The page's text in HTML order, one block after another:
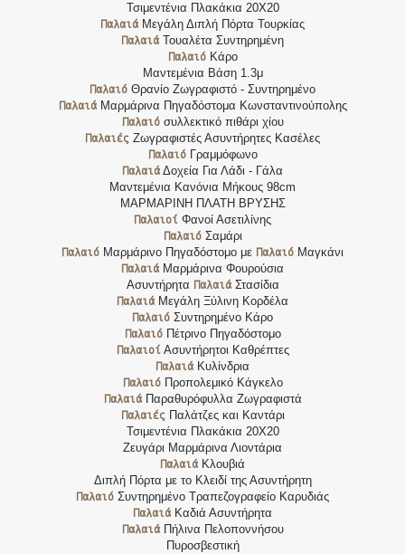
Τσιμεντένια Πλακάκια 20Χ20
Παλαιά Μεγάλη Διπλή Πόρτα Τουρκίας
Παλαιά Τουαλέτα Συντηρημένη
ΠαλαιόΚάρο
Μαντεμένια Βάση 1.3μ
Παλαιό Θρανίο Ζωγραφιστό - Συντηρημένο
ΠαλαιάΜαρμάρινα Πηγαδόστομα Κωνσταντινούπολης
Παλαιόσυλλεκτικό πιθάρι χίου
Παλαιές Ζωγραφιστές Ασυντήρητες Κασέλες
ΠαλαιόΓραμμόφωνο
Παλαιά Δοχεία Για Λάδι - Γάλα
Μαντεμένια Κανόνια Μήκους 98cm
ΜΑΡΜΑΡΙΝΗ ΠΛΑΤΗ ΒΡΥΣΗΣ
Παλαιοί Φανοί Ασετιλίνης
ΠαλαιόΣαμάρι
Παλαιό Μαρμάρινο Πηγαδόστομο με Παλαιό Μαγκάνι
Παλαιά Μαρμάρινα Φουρούσια
Ασυντήρητα ΠαλαιάΣτασίδια
Παλαιά Μεγάλη Ξύλινη Κορδέλα
Παλαιό Συντηρημένο Κάρο
ΠαλαιόΠέτρινο Πηγαδόστομο
ΠαλαιοίΑσυντήρητοι Καθρέπτες
Παλαιά Κυλίνδρια
ΠαλαιόΠροπολεμικό Κάγκελο
ΠαλαιάΠαραθυρόφυλλα Ζωγραφιστά
ΠαλαιέςΠαλάτζες και Καντάρι
Τσιμεντένια Πλακάκια 20Χ20
Ζευγάρι Μαρμάρινα Λιοντάρια
Παλαιά Κλουβιά
Διπλή Πόρτα με το Κλειδί της Ασυντήρητη
Παλαιό Συντηρημένο Τραπεζογραφείο Καρυδιάς
Παλαιά Καδιά Ασυντήρητα
ΠαλαιάΠήλινα Πελοποννήσου
Πυροσβεστική